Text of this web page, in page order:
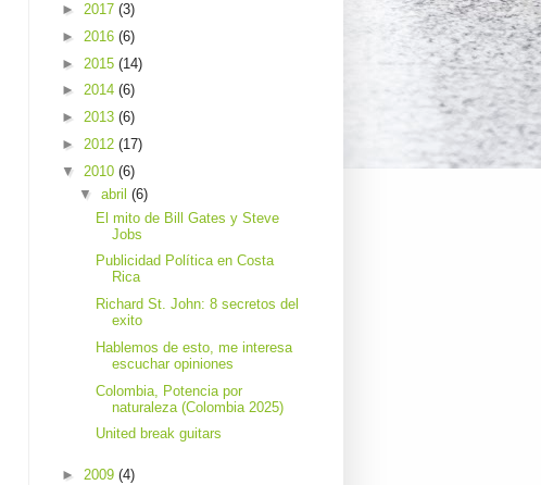
► 2017 (3)
► 2016 (6)
► 2015 (14)
► 2014 (6)
► 2013 (6)
► 2012 (17)
▼ 2010 (6)
▼ abril (6)
El mito de Bill Gates y Steve
Jobs
Publicidad Política en Costa
Rica
Richard St. John: 8 secretos del
exito
Hablemos de esto, me interesa
escuchar opiniones
Colombia, Potencia por
naturaleza (Colombia 2025)
United break guitars
► 2009 (4)